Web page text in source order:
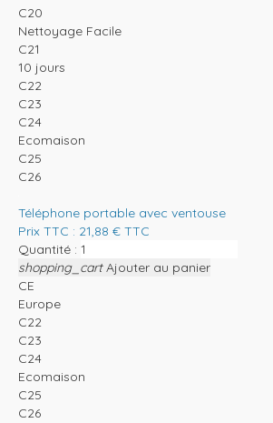
C20
Nettoyage Facile
C21
10 jours
C22
C23
C24
Ecomaison
C25
C26
Téléphone portable avec ventouse
Prix TTC : 21,88 € TTC
Quantité :
shopping_cart Ajouter au panier
CE
Europe
C22
C23
C24
Ecomaison
C25
C26